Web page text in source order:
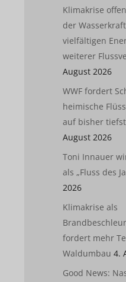
Klimakrise
der
vielfältigen
weiterer
August 2026
WWF fordert
heimische
auf bisher
August 2026
Toni Innauer
als „Fluss des
2026
Klimakrise als
fordert mehr
Waldumbau 4.
Good News: